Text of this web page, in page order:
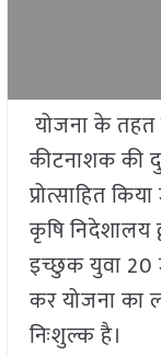
योजना के
कीटनाशक की
प्रोत्साहित
कृषि निदेशालय
इच्छुक युवा
कर योजना का
निःशुल्क है।